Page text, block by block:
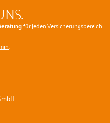
für jeden Versicherungsbereich
.